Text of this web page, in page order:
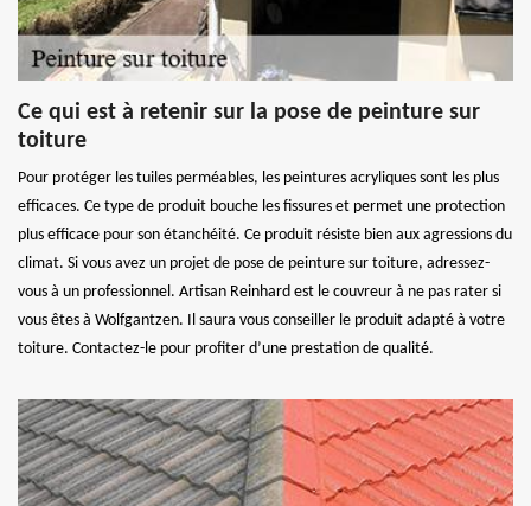
Ce qui est à retenir sur la pose de peinture sur
toiture
Pour protéger les tuiles perméables, les peintures acryliques sont les plus
efficaces. Ce type de produit bouche les fissures et permet une protection
plus efficace pour son étanchéité. Ce produit résiste bien aux agressions du
climat. Si vous avez un projet de pose de peinture sur toiture, adressez-
vous à un professionnel. Artisan Reinhard est le couvreur à ne pas rater si
vous êtes à Wolfgantzen. Il saura vous conseiller le produit adapté à votre
toiture. Contactez-le pour profiter d’une prestation de qualité.